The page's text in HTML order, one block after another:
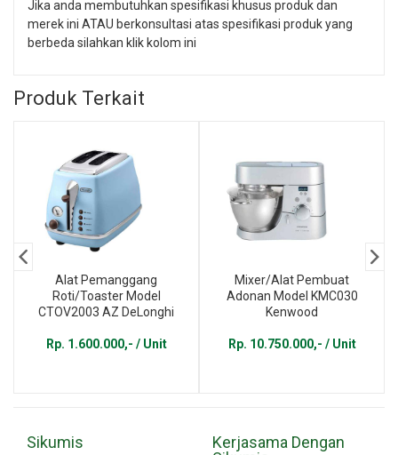
Jika anda membutuhkan spesifikasi khusus produk dan
merek ini ATAU berkonsultasi atas spesifikasi produk yang
berbeda silahkan klik kolom ini
Produk Terkait
Alat Pemanggang
Roti/Toaster Model
CTOV2003 AZ DeLonghi
Rp. 1.600.000,- / Unit
Mixer/Alat Pembuat
Adonan Model KMC030
Kenwood
Rp. 10.750.000,- / Unit
Sikumis
Kerjasama Dengan